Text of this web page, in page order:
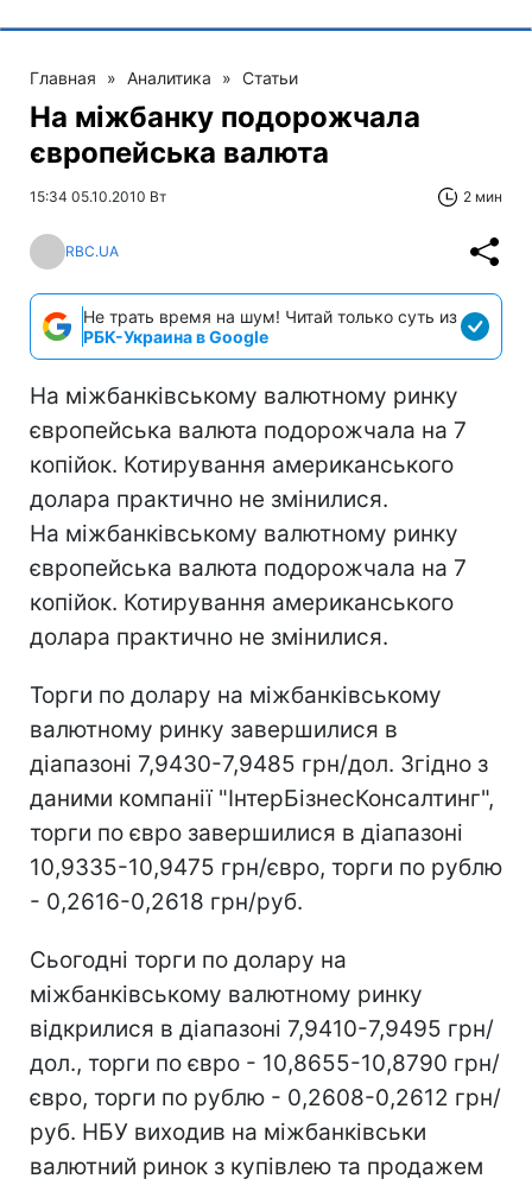
Главная » Аналитика » Статьи
На міжбанку подорожчала
європейська валюта
15:34 05.10.2010 Вт 2 мин
RBC.UA
Не трать время на шум! Читай только суть из
РБК-Украина в Google
На міжбанківському валютному ринку
європейська валюта подорожчала на 7
копійок. Котирування американського
долара практично не змінилися.
На міжбанківському валютному ринку
європейська валюта подорожчала на 7
копійок. Котирування американського
долара практично не змінилися.
Торги по долару на міжбанківському
валютному ринку завершилися в
діапазоні 7,9430-7,9485 грн/дол. Згідно з
даними компанії "ІнтерБізнесКонсалтинг",
торги по євро завершилися в діапазоні
10,9335-10,9475 грн/євро, торги по рублю
- 0,2616-0,2618 грн/руб.
Сьогодні торги по долару на
міжбанківському валютному ринку
відкрилися в діапазоні 7,9410-7,9495 грн/
дол., торги по євро - 10,8655-10,8790 грн/
євро, торги по рублю - 0,2608-0,2612 грн/
руб. НБУ виходив на міжбанківськи
валютний ринок з купівлею та продажем